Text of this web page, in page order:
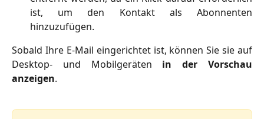
ist, um den Kontakt als Abonnenten
hinzuzufügen.
Sobald Ihre E-Mail eingerichtet ist, können Sie sie auf
Desktop- und Mobilgeräten in der Vorschau
anzeigen.